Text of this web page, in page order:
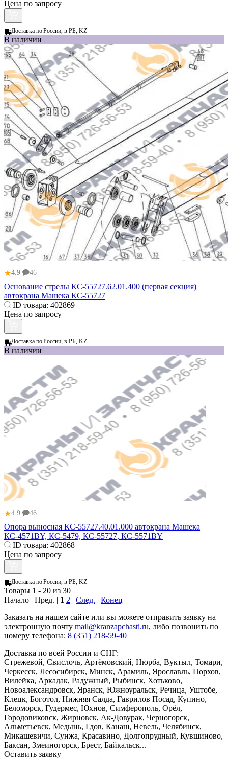
Цена по запросу
Доставка поРоссии, в РБ, KZ
В наличии
★4.9 46
Основание стрелы КС-55727.62.01.400 (первая секция)
автокрана Машека КС-55727
ID товара: 402869
Цена по запросу
Доставка поРоссии, в РБ, KZ
В наличии
★4.9 46
Опора выносная КС-55727.40.01.000 автокрана Машека
КС-4571BY, КС-5479, КС-55727, КС-5571BY
ID товара: 402868
Цена по запросу
Доставка поРоссии, в РБ, KZ
Товары 1 - 20 из 30
Начало | Пред. | 1 2 | След. | Конец
Заказать на нашем сайте или вы можете отправить заявку на
электронную почту mail@kranzapchasti.ru, либо позвонить по
номеру телефона: 8 (351) 218-59-40
Доставка по всей России и СНГ:
Стрежевой, Свислочь, Артёмовский, Нюрба, Вуктыл, Томари,
Черкесск, Лесосибирск, Минск, Арамиль, Ярославль, Порхов,
Вилейка, Аркадак, Радужный, Рыбинск, Хотьково,
Новоалександровск, Яранск, Южноуральск, Речица, Уштобе,
Клецк, Боготол, Нижняя Салда, Гаврилов Посад, Купино,
Беломорск, Гудермес, Юхнов, Симферополь, Орёл,
Городовиковск, Жирновск, Ак-Довурак, Черногорск,
Альметьевск, Медынь, Гдов, Канаш, Невель, Челябинск,
Микашевичи, Сунжа, Красавино, Долгопрудный, Кувшиново,
Баксан, Змеиногорск, Брест, Байкальск...
Оставить заявку